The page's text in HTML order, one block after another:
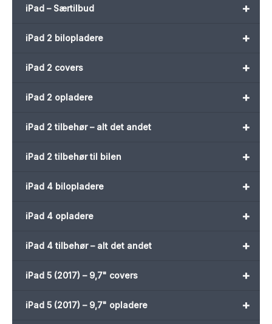
+
iPad – Særtilbud
+
iPad 2 bilopladere
+
iPad 2 covers
+
iPad 2 opladere
+
iPad 2 tilbehør – alt det andet
+
iPad 2 tilbehør til bilen
+
iPad 4 bilopladere
+
iPad 4 opladere
+
iPad 4 tilbehør – alt det andet
+
iPad 5 (2017) – 9,7" covers
+
iPad 5 (2017) – 9,7" opladere